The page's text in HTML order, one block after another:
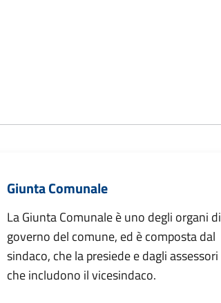
Giunta Comunale
La Giunta Comunale è uno degli organi di
governo del comune, ed è composta dal
sindaco, che la presiede e dagli assessori
che includono il vicesindaco.